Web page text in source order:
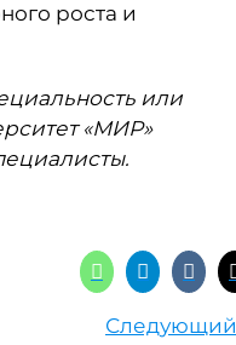
роста и
или
«МИР»
Следующий